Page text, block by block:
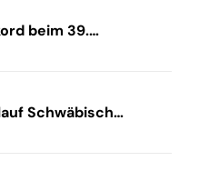
beim 39.…
Schwäbisch…